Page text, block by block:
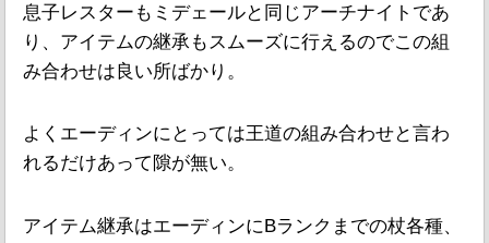
息子レスターもミデェールと同じアーチナイトであ
り、アイテムの継承もスムーズに行えるのでこの組
み合わせは良い所ばかり。
よくエーディンにとっては王道の組み合わせと言わ
れるだけあって隙が無い。
アイテム継承はエーディンにBランクまでの杖各種、